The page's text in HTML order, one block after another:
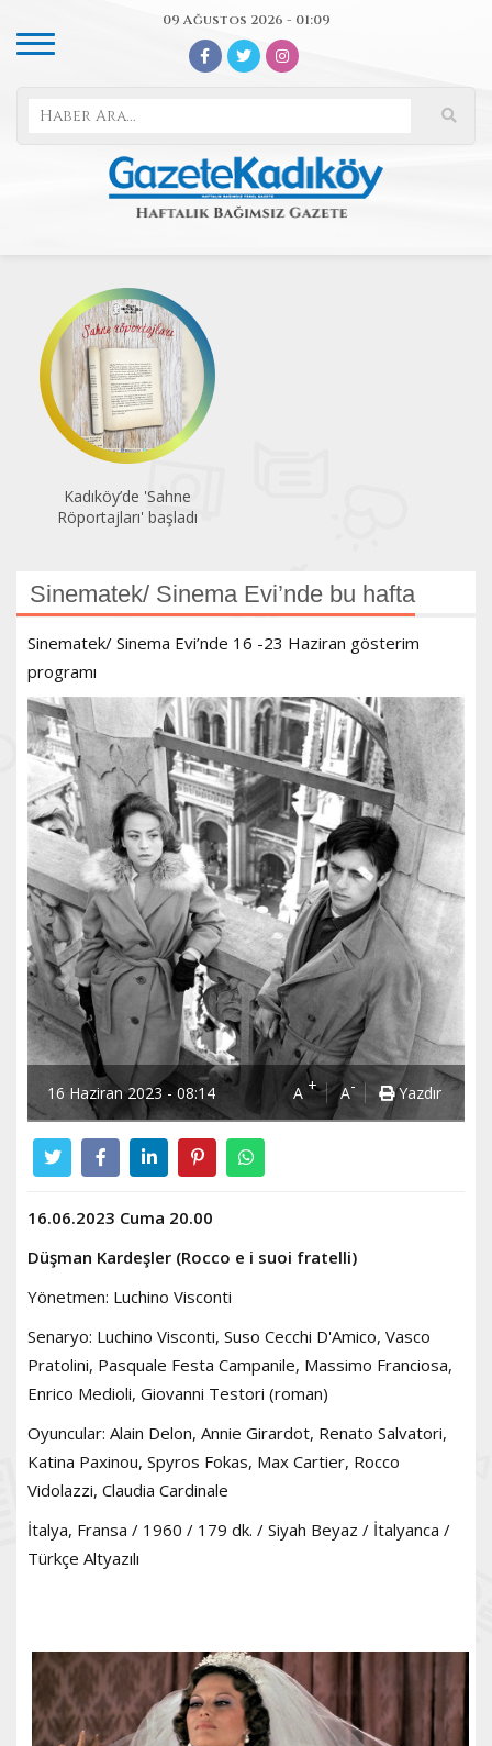
09 Ağustos 2026 - 01:09
Kadıköy’de 'Sahne
Röportajları' başladı
Sinematek/ Sinema Evi’nde bu hafta
Sinematek/ Sinema Evi’nde 16 -23 Haziran gösterim
programı
16 Haziran 2023 - 08:14 A + A- Yazdır
16.06.2023 Cuma 20.00
Düşman Kardeşler (Rocco e i suoi fratelli)
Yönetmen: Luchino Visconti
Senaryo: Luchino Visconti, Suso Cecchi D'Amico, Vasco
Pratolini, Pasquale Festa Campanile, Massimo Franciosa,
Enrico Medioli, Giovanni Testori (roman)
Oyuncular: Alain Delon, Annie Girardot, Renato Salvatori,
Katina Paxinou, Spyros Fokas, Max Cartier, Rocco
Vidolazzi, Claudia Cardinale
İtalya, Fransa / 1960 / 179 dk. / Siyah Beyaz / İtalyanca /
Türkçe Altyazılı